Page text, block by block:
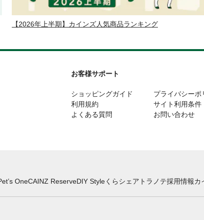
【2026年上半期】カインズ人気商品ランキング
お客様サポート
ショッピングガイド
利用規約
よくある質問
プライバシーポ
サイト利用条件
お問い合わせ
OneCAINZ ReserveDIY Styleくらシェア トラノテ採用情報カ